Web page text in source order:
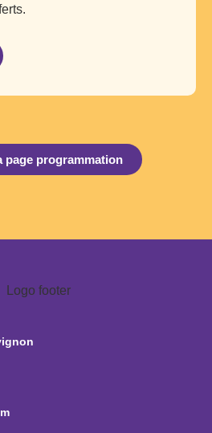
page programmation